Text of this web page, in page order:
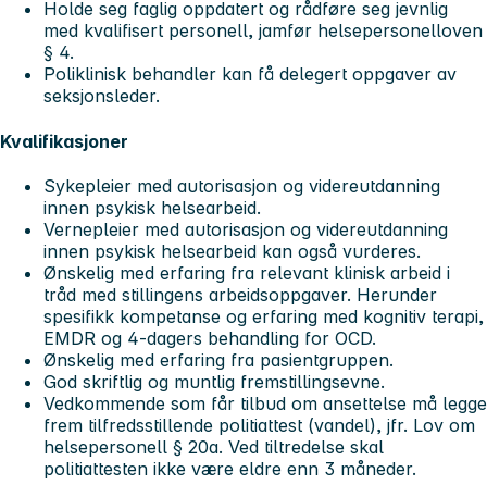
Holde seg faglig oppdatert og rådføre seg jevnlig
med kvalifisert personell, jamfør helsepersonelloven
§ 4.
Poliklinisk behandler kan få delegert oppgaver av
seksjonsleder.
Kvalifikasjoner
Sykepleier med autorisasjon og videreutdanning
innen psykisk helsearbeid.
Vernepleier med autorisasjon og videreutdanning
innen psykisk helsearbeid kan også vurderes.
Ønskelig med erfaring fra relevant klinisk arbeid i
tråd med stillingens arbeidsoppgaver. Herunder
spesifikk kompetanse og erfaring med kognitiv terapi,
EMDR og 4-dagers behandling for OCD.
Ønskelig med erfaring fra pasientgruppen.
God skriftlig og muntlig fremstillingsevne.
Vedkommende som får tilbud om ansettelse må legge
frem tilfredsstillende politiattest (vandel), jfr. Lov om
helsepersonell § 20a. Ved tiltredelse skal
politiattesten ikke være eldre enn 3 måneder.